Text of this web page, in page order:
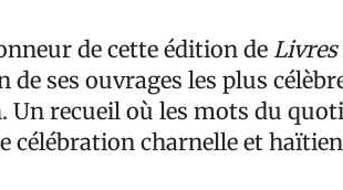
de cette édition de Livres
ses ouvrages les plus
recueil où les mots du
charnelle et